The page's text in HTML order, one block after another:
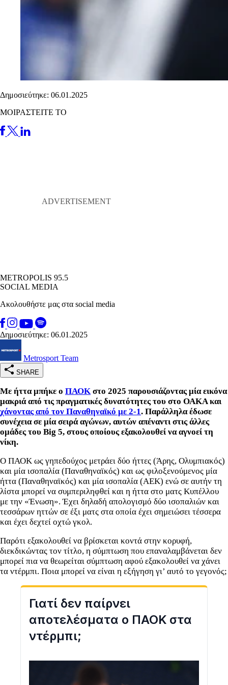
Δημοσιεύτηκε: 06.01.2025
ΜΟΙΡΑΣΤΕΙΤΕ ΤΟ
METROPOLIS 95.5
SOCIAL MEDIA
Ακολουθήστε μας στα social media
Δημοσιεύτηκε: 06.01.2025
Metrosport Team
SHARE
Με ήττα μπήκε ο ΠΑΟΚ στο 2025 παρουσιάζοντας μία εικόνα
μακριά από τις πραγματικές δυνατότητες του στο ΟΑΚΑ και
χάνοντας από τον Παναθηναϊκό με 2-1. Παράλληλα έδωσε
συνέχεια σε μία σειρά αγώνων, αυτών απέναντι στις άλλες
ομάδες του Big 5, στους οποίους εξακολουθεί να αγνοεί τη
νίκη.
Ο ΠΑΟΚ ως γηπεδούχος μετράει δύο ήττες (Άρης, Ολυμπιακός)
και μία ισοπαλία (Παναθηναϊκός) και ως φιλοξενούμενος μία
ήττα (Παναθηναϊκός) και μία ισοπαλία (ΑΕΚ) ενώ σε αυτήν τη
λίστα μπορεί να συμπεριληφθεί και η ήττα στο ματς Κυπέλλου
με την «Ένωση». Έχει δηλαδή απολογισμό δύο ισοπαλιών και
τεσσάρων ηττών σε έξι ματς στα οποία έχει σημειώσει τέσσερα
και έχει δεχτεί οχτώ γκολ.
Παρότι εξακολουθεί να βρίσκεται κοντά στην κορυφή,
διεκδικώντας τον τίτλο, η σύμπτωση που επαναλαμβάνεται δεν
μπορεί πια να θεωρείται σύμπτωση αφού εξακολουθεί να χάνει
τα ντέρμπι. Ποια μπορεί να είναι η εξήγηση γι’ αυτό το γεγονός;